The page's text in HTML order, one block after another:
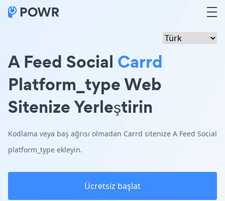
A Feed Social Carrd
Platform_type Web
Sitenize Yerleştirin
Kodlama veya baş ağrısı olmadan Carrd sitenize A Feed Social
platform_type ekleyin.
Ücretsiz başlat